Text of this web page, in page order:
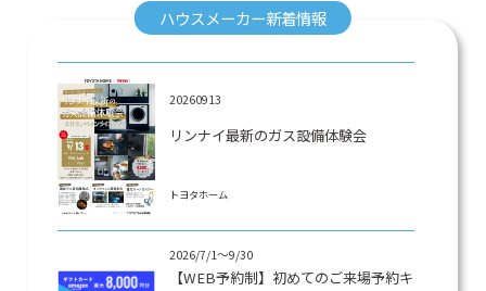
ハウスメーカー新着情報
20260913
リンナイ最新のガス設備体験会
トヨタホーム
2026/7/1～9/30
【WEB予約制】初めてのご来場予約キ